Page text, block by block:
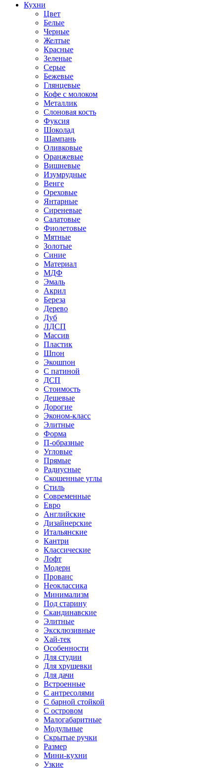
Кухни
Цвет
Белые
Черные
Желтые
Красные
Зеленые
Серые
Бежевые
Глянцевые
Кофе с молоком
Металлик
Слоновая кость
Фуксия
Шоколад
Шампань
Оливковые
Оранжевые
Вишневые
Изумрудные
Венге
Ореховые
Янтарные
Сиреневые
Салатовые
Фиолетовые
Мятные
Золотые
Синие
Материал
МДФ
Эмаль
Акрил
Береза
Дерево
Дуб
ЛДСП
Массив
Пластик
Шпон
Экошпон
С патиной
ДСП
Стоимость
Дешевые
Дорогие
Эконом-класс
Элитные
Форма
П-образные
Угловые
Прямые
Радиусные
Скошенные углы
Стиль
Современные
Евро
Английские
Дизайнерские
Итальянские
Кантри
Классические
Лофт
Модерн
Прованс
Неоклассика
Минимализм
Под старину
Скандинавские
Элитные
Эксклюзивные
Хай-тек
Особенности
Для студии
Для хрущевки
Для дачи
Встроенные
С антресолями
С барной стойкой
С островом
Малогабаритные
Модульные
Скрытые ручки
Размер
Мини-кухни
Узкие